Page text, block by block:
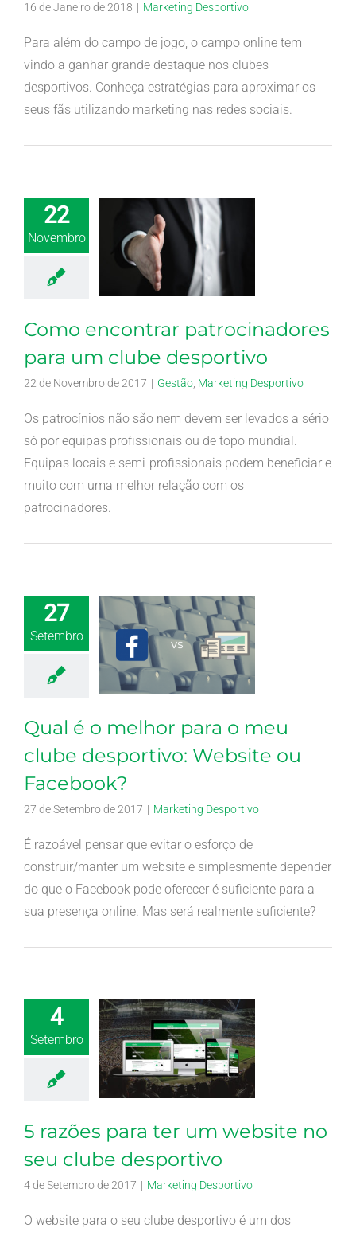
16 de Janeiro de 2018 | Marketing Desportivo
Para além do campo de jogo, o campo online tem
vindo a ganhar grande destaque nos clubes
desportivos. Conheça estratégias para aproximar os
seus fãs utilizando marketing nas redes sociais.
22
Novembro
Como encontrar patrocinadores
para um clube desportivo
22 de Novembro de 2017 | Gestão Marketing Desportivo
Os patrocínios não são nem devem ser levados a sério
só por equipas profissionais ou de topo mundial.
Equipas locais e semi-profissionais podem beneficiar e
muito com uma melhor relação com os
patrocinadores.
27
Setembro
Qual é o melhor para o meu
clube desportivo: Website ou
Facebook?
27 de Setembro de 2017 | Marketing Desportivo
É razoável pensar que evitar o esforço de
construir/manter um website e simplesmente depender
do que o Facebook pode oferecer é suficiente para a
sua presença online. Mas será realmente suficiente?
4
Setembro
5 razões para ter um website no
seu clube desportivo
4 de Setembro de 2017 | Marketing Desportivo
O website para o seu clube desportivo é um dos